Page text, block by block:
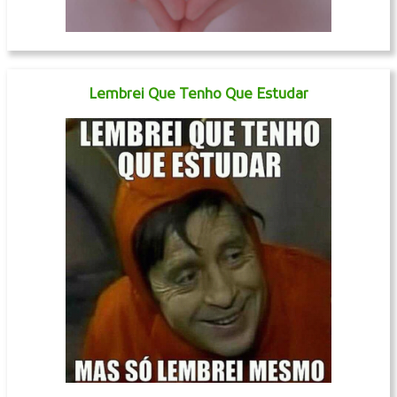
Lembrei Que Tenho Que Estudar